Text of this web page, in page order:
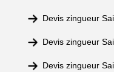
Devis zingueur
Devis zingueur
Devis zingueur